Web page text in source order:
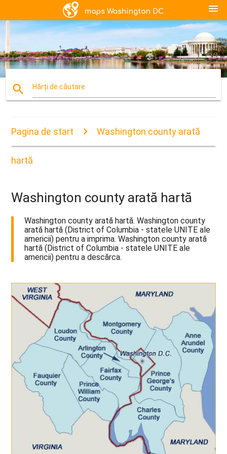
menu
search Hărți de căutare
Pagina de start Washington county arată
hartă
Washington county arată hartă
Washington county arată hartă. Washington county
arată hartă (District of Columbia - statele UNITE ale
americii) pentru a imprima. Washington county arată
hartă (District of Columbia - statele UNITE ale
americii) pentru a descărca.